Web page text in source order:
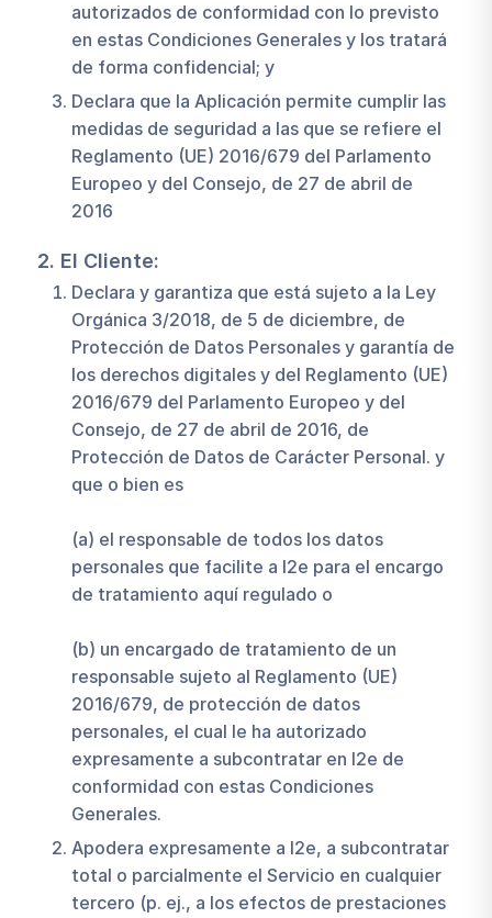
autorizados de conformidad con lo previsto
en estas Condiciones Generales y los tratará
de forma confidencial; y
Declara que la Aplicación permite cumplir las
medidas de seguridad a las que se refiere el
Reglamento (UE) 2016/679 del Parlamento
Europeo y del Consejo, de 27 de abril de
2016
2. El Cliente:
Declara y garantiza que está sujeto a la Ley
Orgánica 3/2018, de 5 de diciembre, de
Protección de Datos Personales y garantía de
los derechos digitales y del Reglamento (UE)
2016/679 del Parlamento Europeo y del
Consejo, de 27 de abril de 2016, de
Protección de Datos de Carácter Personal. y
que o bien es
(a) el responsable de todos los datos
personales que facilite a I2e para el encargo
de tratamiento aquí regulado o
(b) un encargado de tratamiento de un
responsable sujeto al Reglamento (UE)
2016/679, de protección de datos
personales, el cual le ha autorizado
expresamente a subcontratar en I2e de
conformidad con estas Condiciones
Generales.
Apodera expresamente a I2e, a subcontratar
total o parcialmente el Servicio en cualquier
tercero (p. ej., a los efectos de prestaciones